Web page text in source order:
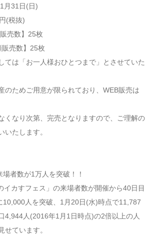
月31日(日)
(税抜)
売数】25枚
販売数】25枚
ては「お一人様おひとつまで」とさせていた
のためご用意が限られており、WEB販売は
くなり次第、完売となりますので、ご理解の
いたします。
者数が1万人を突破！！
イカすフェス」の来場者数が開催から40日目
10,000人を突破、1月20日(水)時点で11,787
4,944人(2016年1月1日時点)の2倍以上の人
せています。